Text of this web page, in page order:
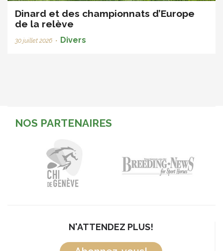
Dinard et des championnats d’Europe
de la relève
30 juillet 2026 • Divers
NOS PARTENAIRES
N'ATTENDEZ PLUS!